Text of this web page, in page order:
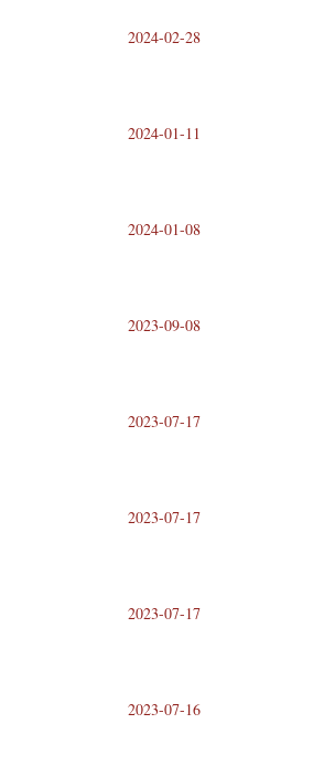
2024-02-28
2024-01-11
2024-01-08
2023-09-08
2023-07-17
2023-07-17
2023-07-17
2023-07-16